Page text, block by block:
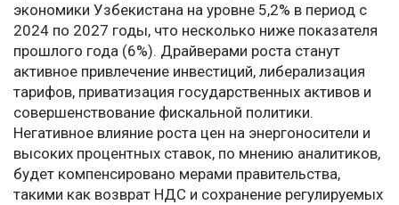
экономики Узбекистана на уровне 5,2% в период с
2024 по 2027 годы, что несколько ниже показателя
прошлого года (6%). Драйверами роста станут
активное привлечение инвестиций, либерализация
тарифов, приватизация государственных активов и
совершенствование фискальной политики.
Негативное влияние роста цен на энергоносители и
высоких процентных ставок, по мнению аналитиков,
будет компенсировано мерами правительства,
такими как возврат НДС и сохранение регулируемых